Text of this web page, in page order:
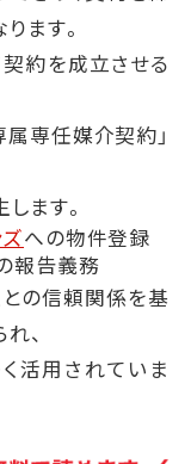
ます。
約を成立させる
属専任媒介契約」
ます。
への物件登録
報告義務
の信頼関係を基
、
活用されていま